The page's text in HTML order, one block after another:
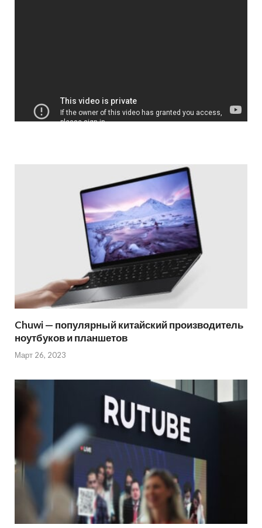
Chuwi — популярный китайский производитель
ноутбуков и планшетов
Март 26, 2023